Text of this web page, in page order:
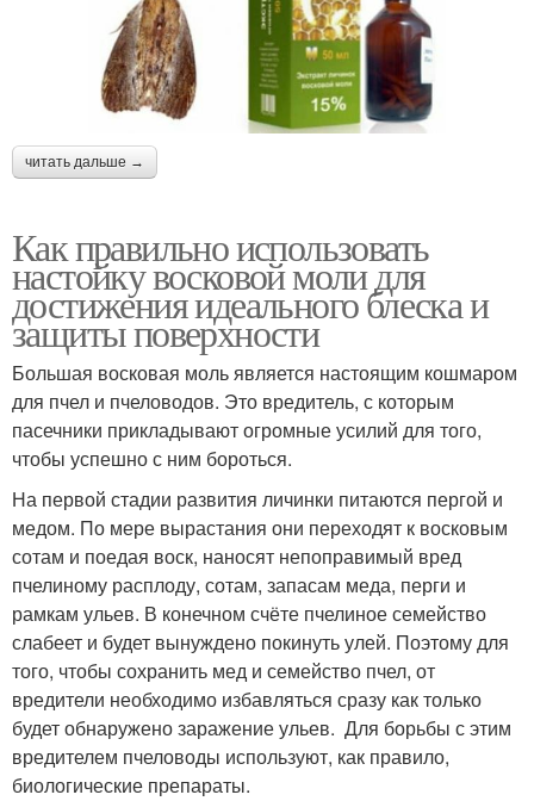
читать дальше →
Как правильно использовать
настойку восковой моли для
достижения идеального блеска и
защиты поверхности
Большая восковая моль является настоящим кошмаром
для пчел и пчеловодов. Это вредитель, с которым
пасечники прикладывают огромные усилий для того,
чтобы успешно с ним бороться.
На первой стадии развития личинки питаются пергой и
медом. По мере вырастания они переходят к восковым
сотам и поедая воск, наносят непоправимый вред
пчелиному расплоду, сотам, запасам меда, перги и
рамкам ульев. В конечном счёте пчелиное семейство
слабеет и будет вынуждено покинуть улей. Поэтому для
того, чтобы сохранить мед и семейство пчел, от
вредители необходимо избавляться сразу как только
будет обнаружено заражение ульев. Для борьбы с этим
вредителем пчеловоды используют, как правило,
биологические препараты.